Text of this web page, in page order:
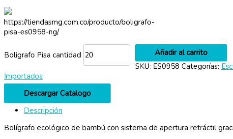
https://tiendasmg.com.co/producto/boligrafo-
pisa-es0958-ng/
Boligrafo Pisa cantidad
Añadir al carrito
SKU: ES0958 Categorías:
Importados
Descargar Catalogo
Descripción
Bolígrafo ecológico de bambú con sistema de apertura retráctil